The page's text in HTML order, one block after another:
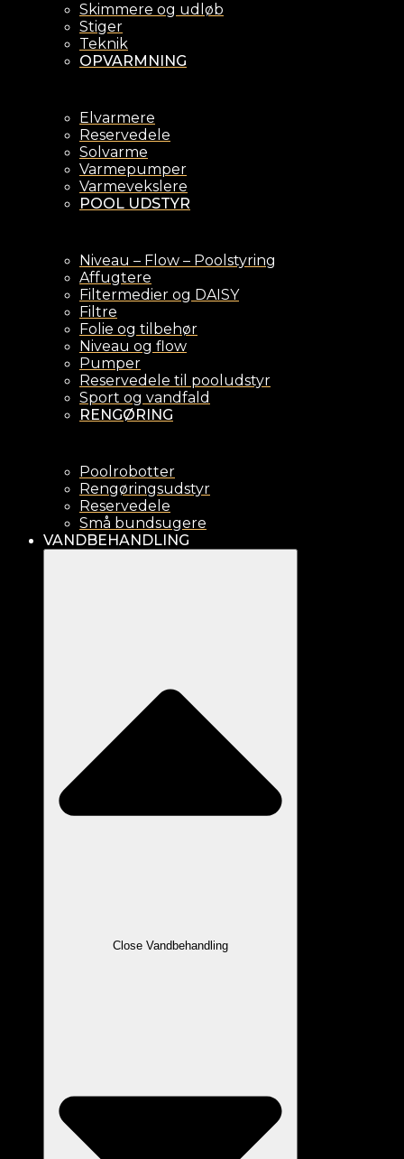
Skimmere og udløb
Stiger
Teknik
OPVARMNING
Elvarmere
Reservedele
Solvarme
Varmepumper
Varmevekslere
POOL UDSTYR
Niveau – Flow – Poolstyring
Affugtere
Filtermedier og DAISY
Filtre
Folie og tilbehør
Niveau og flow
Pumper
Reservedele til pooludstyr
Sport og vandfald
RENGØRING
Poolrobotter
Rengøringsudstyr
Reservedele
Små bundsugere
VANDBEHANDLING
Close Vandbehandling